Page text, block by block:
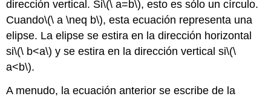
dirección vertical. Si\(\ a=b\), esto es sólo un círculo.
Cuando\(\ a \neq b\), esta ecuación representa una
elipse. La elipse se estira en la dirección horizontal
si\(\ b<a\) y se estira en la dirección vertical si\(\
a<b\).
A menudo, la ecuación anterior se escribe de la